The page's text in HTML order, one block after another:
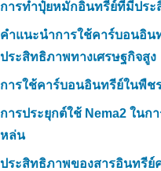
การทำปุ๋ยหมักอินทรีย์ที่มีประ
คำแนะนำการใช้คาร์บอนอิน
ประสิทธิภาพทางเศรษฐกิจสูง
การใช้คาร์บอนอินทรีย์ในพืช
การประยุกต์ใช้ Nema2 ในก
หล่น
ประสิทธิภาพของสารอินทรีย์